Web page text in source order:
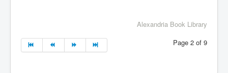
Alexandria Book Library
Page 2 of 9